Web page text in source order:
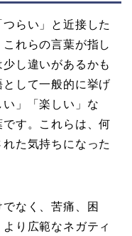
つらい」と近接した
れらの言葉が指し
し違いがあるかも
して一般的に挙げ
」「楽しい」な
す。これらは、何
た気持ちになった
なく、苦痛、困
り広範なネガティ